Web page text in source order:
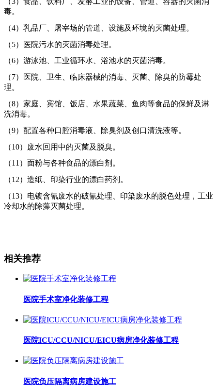
毒。
（4）乳品厂、屠宰场的管道、设施及环境的灭菌处理。
（5）医院污水的灭菌消毒处理。
（6）游泳池、工业循环水、浴池水的灭菌消毒。
（7）医院、卫生、临床器械的消毒、灭菌、除臭的防霉处
理。
（8）家庭、宾馆、饭店、水果蔬菜、鱼肉等食品的保鲜及淋
洗消毒。
（9）配置各种口腔消毒液、除臭剂及创口清洗液等。
（10）废水回用中的灭菌及脱臭。
（11）面粉与各种食品的漂白剂。
（12）造纸、印染行业的漂白药剂。
（13）电镀含氰废水的破氰处理、印染废水的脱色处理，工业
冷却水的除藻灭菌处理。
相关推荐
医院手术室净化装修工程
医院ICU/CCU/NICU/EICU病房净化装修工程
医院负压隔离病房建设施工